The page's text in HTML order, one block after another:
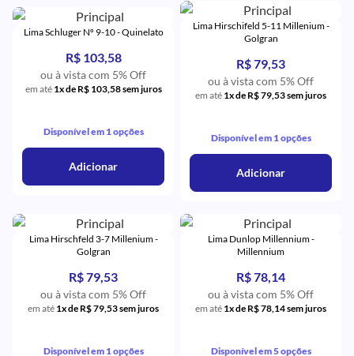
Lima Schluger Nº 9-10 - Quinelato
R$ 103,58
ou à vista com 5% Off
em até 1x de R$ 103,58 sem juros
Disponível em 1 opções
Adicionar
Lima Hirschifeld 5-11 Millenium -
Golgran
R$ 79,53
ou à vista com 5% Off
em até 1x de R$ 79,53 sem juros
Disponível em 1 opções
Adicionar
Lima Hirschfeld 3-7 Millenium -
Golgran
R$ 79,53
ou à vista com 5% Off
em até 1x de R$ 79,53 sem juros
Disponível em 1 opções
Lima Dunlop Millennium -
Millennium
R$ 78,14
ou à vista com 5% Off
em até 1x de R$ 78,14 sem juros
Disponível em 5 opções